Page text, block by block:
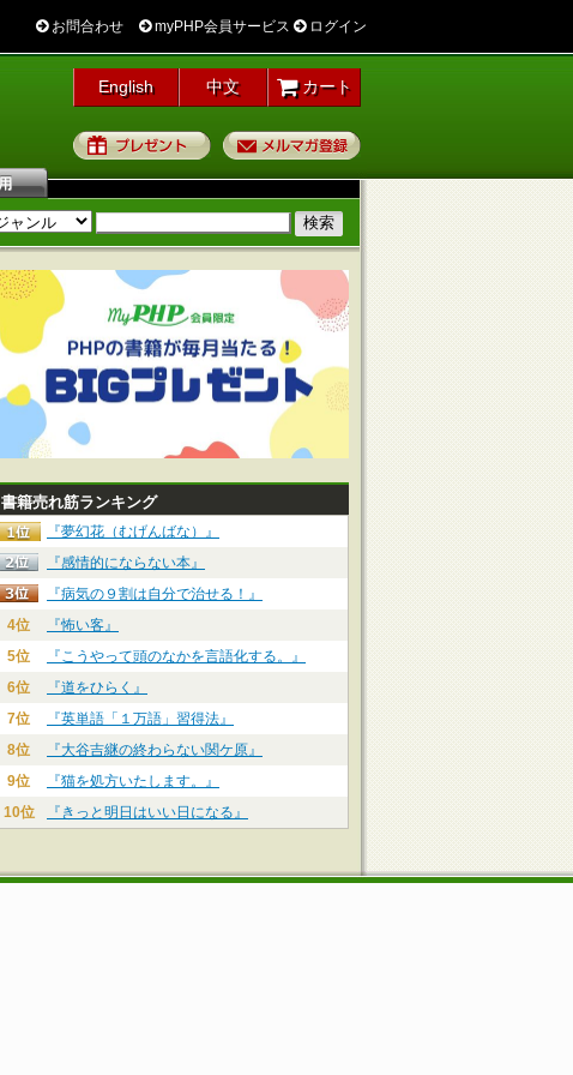
お問合わせ myPHP会員サービス ログイン
English 中文 カート
プレゼント
書籍売れ筋ランキング
『夢幻花（むげんばな）』
『感情的にならない本』
『病気の９割は自分で治せる！』
4位
『怖い客』
5位
『こうやって頭のなかを言語化する。』
6位
『道をひらく』
7位
『英単語「１万語」習得法』
8位
『大谷吉継の終わらない関ケ原』
9位
『猫を処方いたします。』
10位
『きっと明日はいい日になる』